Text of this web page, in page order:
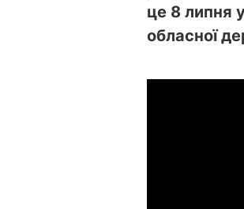
це 8 липня
обласної